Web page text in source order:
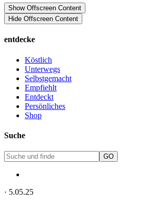
Show Offscreen Content
Hide Offscreen Content
entdecke
Köstlich
Unterwegs
Selbstgemacht
Empfiehlt
Entdeckt
Persönliches
Shop
Suche
· 5.05.25